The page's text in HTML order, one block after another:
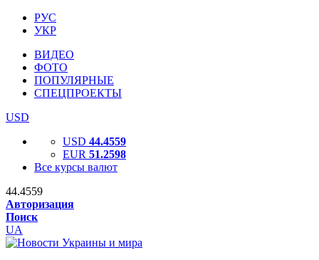
РУС
УКР
ВИДЕО
ФОТО
ПОПУЛЯРНЫЕ
СПЕЦПРОЕКТЫ
USD
USD 44.4559
EUR 51.2598
Все курсы валют
44.4559
Авторизация
Поиск
UA